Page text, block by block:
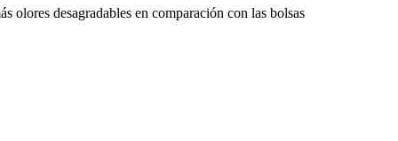
olores desagradables en comparación con las bolsas